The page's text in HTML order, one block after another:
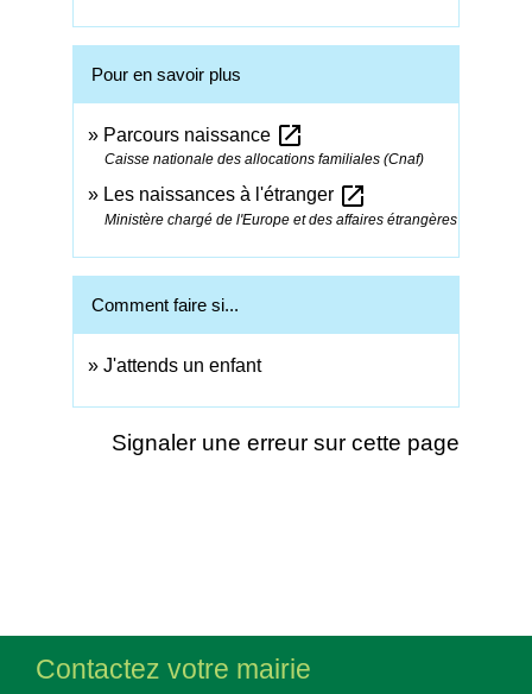
Pour en savoir plus
Parcours naissance open_in_new
Caisse nationale des allocations familiales (Cnaf)
Les naissances à l'étranger open_in_new
Ministère chargé de l'Europe et des affaires étrangères
Comment faire si...
J'attends un enfant
Signaler une erreur sur cette page
Contactez votre mairie